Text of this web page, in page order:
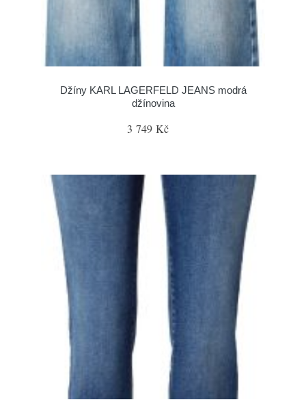
Džíny KARL LAGERFELD JEANS modrá
džínovina
3 749 Kč